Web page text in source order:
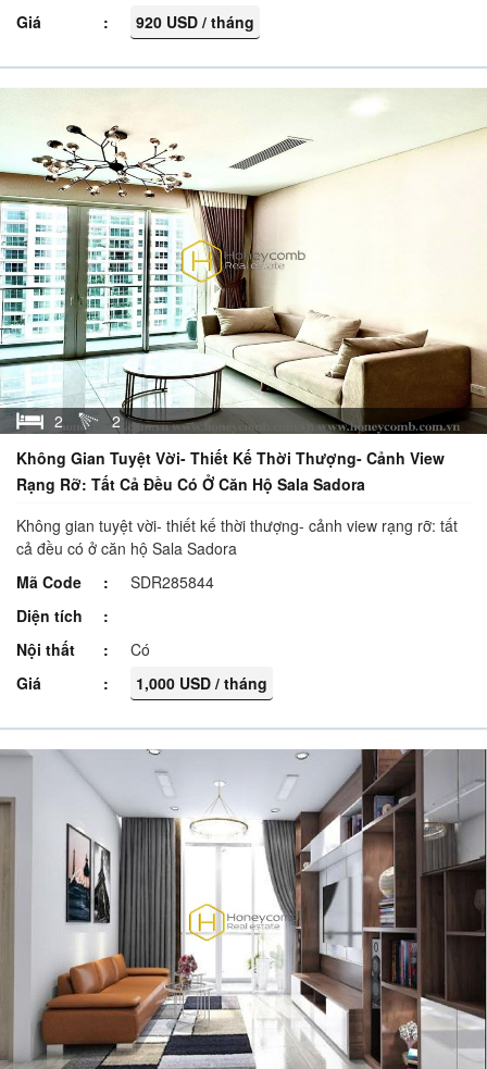
Giá
920 USD / tháng
2
2
Không Gian Tuyệt Vời- Thiết Kế Thời Thượng- Cảnh View
Rạng Rỡ: Tất Cả Đều Có Ở Căn Hộ Sala Sadora
Không gian tuyệt vời- thiết kế thời thượng- cảnh view rạng rỡ: tất
cả đều có ở căn hộ Sala Sadora
Mã Code
SDR285844
Diện tích
Nội thất
Có
Giá
1,000 USD / tháng